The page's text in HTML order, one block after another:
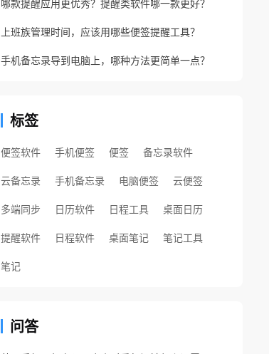
哪款提醒应用更优秀？提醒类软件哪一款更好？
上班族管理时间，应该用哪些便签提醒工具？
手机备忘录导到电脑上，哪种方法更简单一点？
标签
便签软件 手机便签 便签 备忘录软件
云备忘录 手机备忘录 电脑便签 云便签
多端同步 日历软件 日程工具 桌面日历
提醒软件 日程软件 桌面笔记 笔记工具
笔记
问答